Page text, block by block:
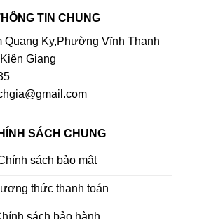
TIN CHUNG
Quang Ky,Phường Vĩnh Thanh
Giang
SÁCH CHUNG
sách bảo mật
thức thanh toán
sách bảo hành